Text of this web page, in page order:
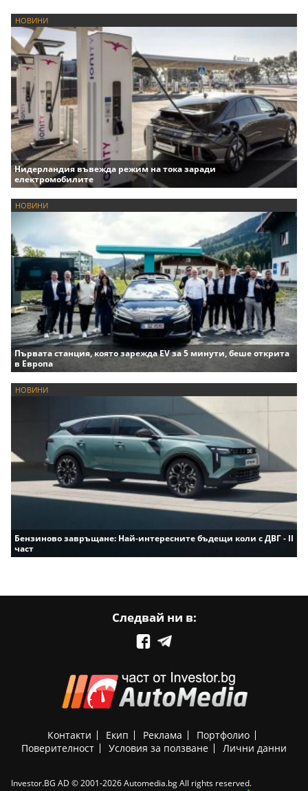
НОВИНИ
Нидерландия въвежда режим на тока заради
електромобилите
НОВИНИ
Първата станция, която зарежда EV за 5 минути, беше открита
в Европа
НОВИНИ
Бензиново завръщане: Най-интересните бъдещи коли с ДВГ - II
част
Следвай ни в:
Контакти Екип Реклама
Портфолио
Поверителност
Условия за ползване Лични данни
Investor.BG AD © 2001-2026 Automedia.bg All rights reserved.